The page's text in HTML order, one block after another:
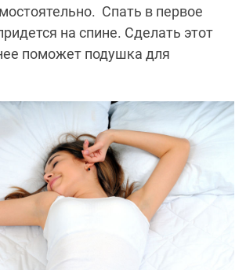
Спать в первое
на спине. Сделать этот
поможет подушка для